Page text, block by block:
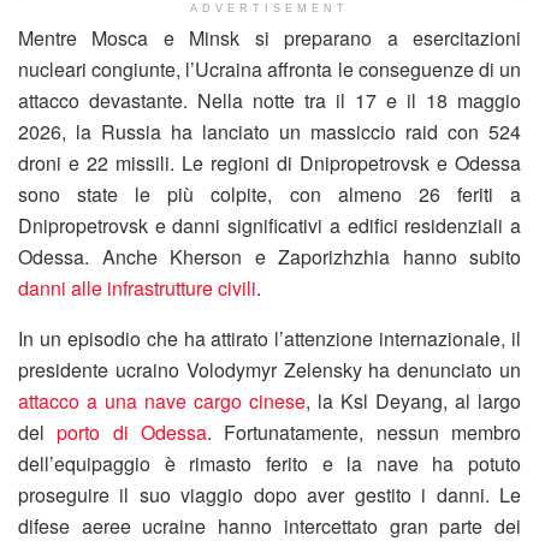
ADVERTISEMENT
Mentre Mosca e Minsk si preparano a esercitazioni
nucleari congiunte, l’Ucraina affronta le conseguenze di un
attacco devastante. Nella notte tra il 17 e il 18 maggio
2026, la Russia ha lanciato un massiccio raid con 524
droni e 22 missili. Le regioni di Dnipropetrovsk e Odessa
sono state le più colpite, con almeno 26 feriti a
Dnipropetrovsk e danni significativi a edifici residenziali a
Odessa. Anche Kherson e Zaporizhzhia hanno subito
danni alle infrastrutture civili.
In un episodio che ha attirato l’attenzione internazionale, il
presidente ucraino Volodymyr Zelensky ha denunciato un
attacco a una nave cargo cinese, la Ksl Deyang, al largo
delporto di Odessa. Fortunatamente, nessun membro
dell’equipaggio è rimasto ferito e la nave ha potuto
proseguire il suo viaggio dopo aver gestito i danni. Le
difese aeree ucraine hanno intercettato gran parte dei